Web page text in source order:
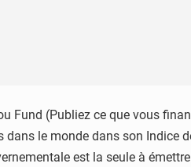
Fund (Publiez ce que vous
dans le monde dans son Indice
est la seule à